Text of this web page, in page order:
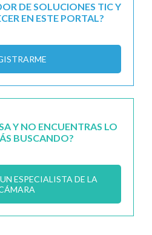
DE SOLUCIONES TIC Y
EN ESTE PORTAL?
Y NO ENCUENTRAS LO
BUSCANDO?
ESPECIALISTA DE LA